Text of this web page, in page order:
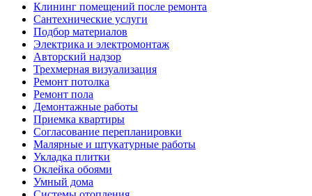
Клининг помещений после ремонта
Сантехнические услуги
Подбор материалов
Электрика и электромонтаж
Авторский надзор
Трехмерная визуализация
Ремонт потолка
Ремонт пола
Демонтажные работы
Приемка квартиры
Согласование перепланировки
Малярные и штукатурные работы
Укладка плитки
Оклейка обоями
Умный дома